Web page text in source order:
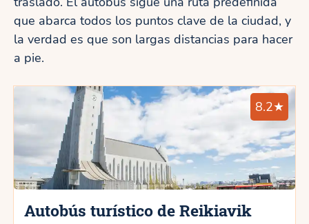
que abarca todos los puntos clave de la ciudad, y
la verdad es que son largas distancias para hacer
a pie.
8.2★
Autobús turístico de Reikiavik